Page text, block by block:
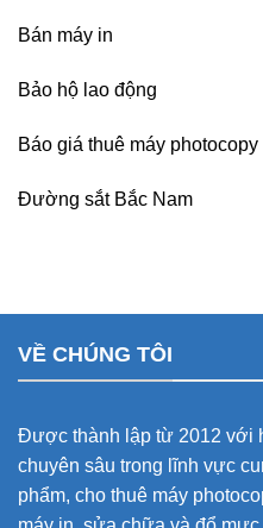
Bán máy in
Bảo hộ lao động
Báo giá thuê máy photocopy
Đường sắt Bắc Nam
VỀ CHÚNG TÔI
Được thành lập từ 2012 với
chuyên sâu trong lĩnh vực
phẩm, cho thuê máy